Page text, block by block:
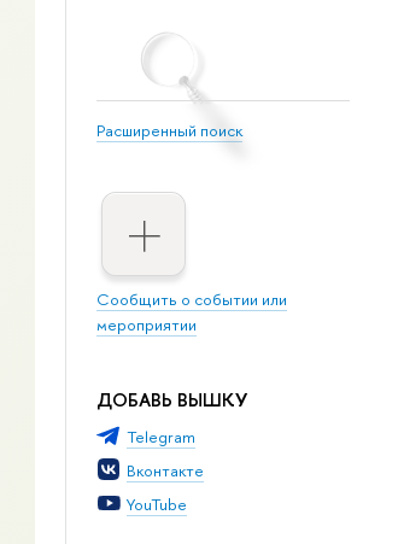
Расширенный поиск
Сообщить о событии или
мероприятии
ДОБАВЬ ВЫШКУ
Telegram
Вконтакте
YouTube